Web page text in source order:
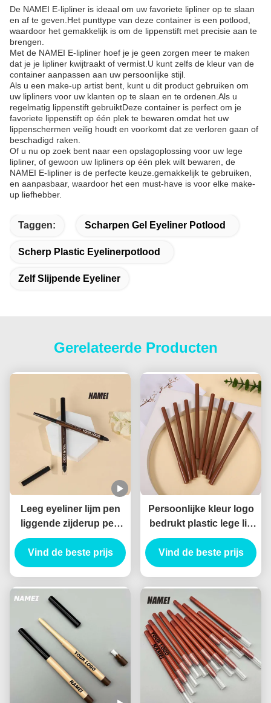
De NAMEI E-lipliner is ideaal om uw favoriete lipliner op te slaan
en af te geven.Het punttype van deze container is een potlood,
waardoor het gemakkelijk is om de lippenstift met precisie aan te
brengen.
Met de NAMEI E-lipliner hoef je je geen zorgen meer te maken
dat je je lipliner kwijtraakt of vermist.U kunt zelfs de kleur van de
container aanpassen aan uw persoonlijke stijl.
Als u een make-up artist bent, kunt u dit product gebruiken om
uw lipliners voor uw klanten op te slaan en te ordenen.Als u
regelmatig lippenstift gebruiktDeze container is perfect om je
favoriete lippenstift op één plek te bewaren.omdat het uw
lippenschermen veilig houdt en voorkomt dat ze verloren gaan of
beschadigd raken.
Of u nu op zoek bent naar een opslagoplossing voor uw lege
lipliner, of gewoon uw lipliners op één plek wilt bewaren, de
NAMEI E-lipliner is de perfecte keuze.gemakkelijk te gebruiken,
en aanpasbaar, waardoor het een must-have is voor elke make-
up liefhebber.
Taggen: Scharpen Gel Eyeliner Potlood
Scherp Plastic Eyelinerpotlood
Zelf Slijpende Eyeliner
Gerelateerde Producten
Leeg eyeliner lijm pen
liggende zijderup pen
waterdicht duurzaam op
maat gel eyeliner
potlood Container
Vind de beste prijs
Persoonlijke kleur logo
bedrukt plastic lege lip
liner buis pakket
container dunne lipliner
buis
Vind de beste prijs